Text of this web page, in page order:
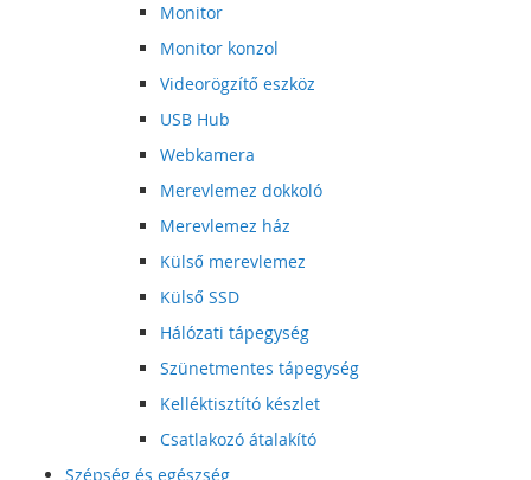
Monitor
Monitor konzol
Videorögzítő eszköz
USB Hub
Webkamera
Merevlemez dokkoló
Merevlemez ház
Külső merevlemez
Külső SSD
Hálózati tápegység
Szünetmentes tápegység
Kelléktisztító készlet
Csatlakozó átalakító
Szépség és egészség